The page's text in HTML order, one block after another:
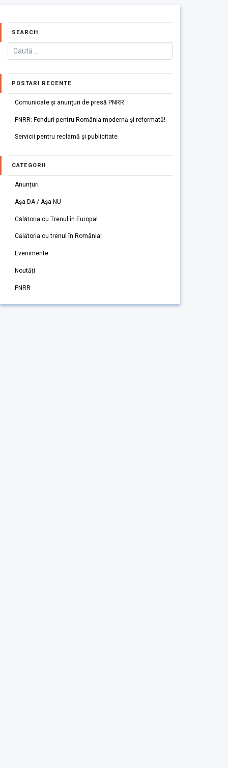
SEARCH
POSTARI RECENTE
Comunicate și anunțuri de presă PNRR
PNRR: Fonduri pentru România modernă și reformată!
Servicii pentru reclamă și publicitate
CATEGORII
Anunțuri
Așa DA / Așa NU
Călătoria cu Trenul în Europa!
Călătoria cu trenul în România!
Evenimente
Noutăți
PNRR